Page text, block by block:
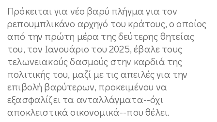
Πρόκειται για νέο βαρύ πλήγμα για τον
ρεπουμπλικάνο αρχηγό του κράτους, ο οποίος
από την πρώτη μέρα της δεύτερης θητείας
του, τον Ιανουάριο του 2025, έβαλε τους
τελωνειακούς δασμούς στην καρδιά της
πολιτικής του, μαζί με τις απειλές για την
επιβολή βαρύτερων, προκειμένου να
εξασφαλίζει τα ανταλλάγματα--όχι
αποκλειστικά οικονομικά--που θέλει.